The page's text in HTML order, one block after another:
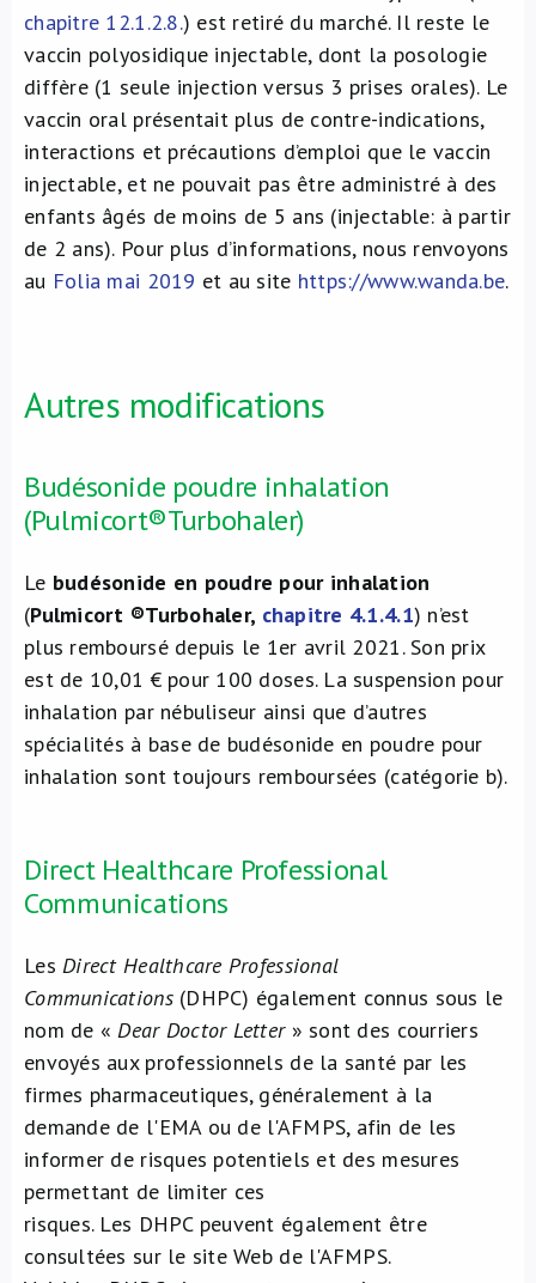
chapitre 12.1.2.8.) est retiré du marché. Il reste le
vaccin polyosidique injectable, dont la posologie
diffère (1 seule injection versus 3 prises orales). Le
vaccin oral présentait plus de contre-indications,
interactions et précautions d’emploi que le vaccin
injectable, et ne pouvait pas être administré à des
enfants âgés de moins de 5 ans (injectable: à partir
de 2 ans). Pour plus d’informations, nous renvoyons
au Folia mai 2019 et au site https://www.wanda.be.
Autres modifications
Budésonide poudre inhalation
(Pulmicort®Turbohaler)
Le budésonide en poudre pour inhalation
(Pulmicort ®Turbohaler, chapitre 4.1.4.1) n’est
plus remboursé depuis le 1er avril 2021. Son prix
est de 10,01 € pour 100 doses. La suspension pour
inhalation par nébuliseur ainsi que d’autres
spécialités à base de budésonide en poudre pour
inhalation sont toujours remboursées (catégorie b).
Direct Healthcare Professional
Communications
Les Direct Healthcare Professional
Communications(DHPC) également connus sous le
nom de «Dear Doctor Letter» sont des courriers
envoyés aux professionnels de la santé par les
firmes pharmaceutiques, généralement à la
demande de l'EMA ou de l'AFMPS, afin de les
informer de risques potentiels et des mesures
permettant de limiter ces
risques. Les DHPC peuvent également être
consultées sur le site Web de l'AFMPS.